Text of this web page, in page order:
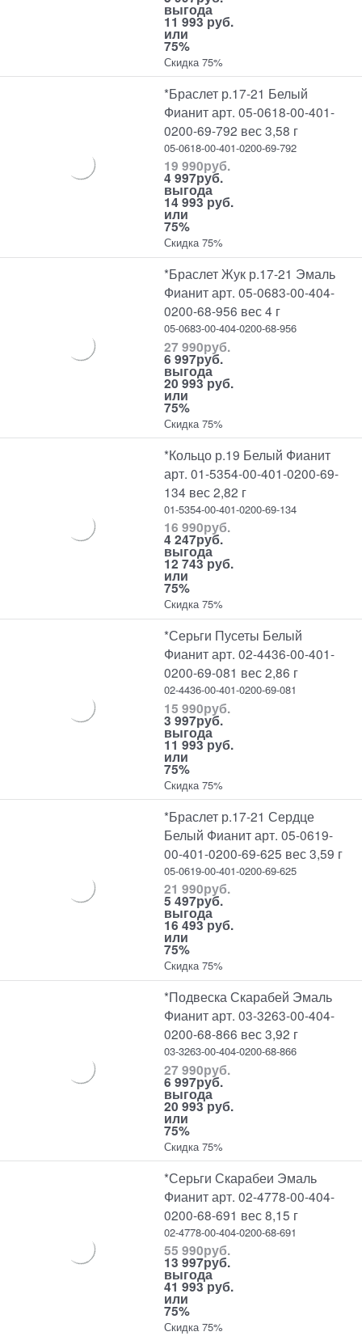
выгода
11 993 руб.
или
75%
Скидка 75%
*Браслет р.17-21 Белый
Фианит арт. 05-0618-00-401-
0200-69-792 вес 3,58 г
05-0618-00-401-0200-69-792
19 990руб.
4 997руб.
выгода
14 993 руб.
или
75%
Скидка 75%
*Браслет Жук р.17-21 Эмаль
Фианит арт. 05-0683-00-404-
0200-68-956 вес 4 г
05-0683-00-404-0200-68-956
27 990руб.
6 997руб.
выгода
20 993 руб.
или
75%
Скидка 75%
*Кольцо р.19 Белый Фианит
арт. 01-5354-00-401-0200-69-
134 вес 2,82 г
01-5354-00-401-0200-69-134
16 990руб.
4 247руб.
выгода
12 743 руб.
или
75%
Скидка 75%
*Серьги Пусеты Белый
Фианит арт. 02-4436-00-401-
0200-69-081 вес 2,86 г
02-4436-00-401-0200-69-081
15 990руб.
3 997руб.
выгода
11 993 руб.
или
75%
Скидка 75%
*Браслет р.17-21 Сердце
Белый Фианит арт. 05-0619-
00-401-0200-69-625 вес 3,59 г
05-0619-00-401-0200-69-625
21 990руб.
5 497руб.
выгода
16 493 руб.
или
75%
Скидка 75%
*Подвеска Скарабей Эмаль
Фианит арт. 03-3263-00-404-
0200-68-866 вес 3,92 г
03-3263-00-404-0200-68-866
27 990руб.
6 997руб.
выгода
20 993 руб.
или
75%
Скидка 75%
*Серьги Скарабеи Эмаль
Фианит арт. 02-4778-00-404-
0200-68-691 вес 8,15 г
02-4778-00-404-0200-68-691
55 990руб.
13 997руб.
выгода
41 993 руб.
или
75%
Скидка 75%